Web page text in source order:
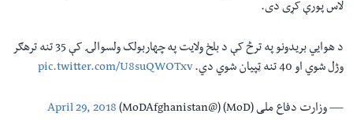
لاس پورې کړی دی.
د هوايي بریدونو په ترڅ کې د بلخ ولایت په چهاربولک ولسوالۍ کې 35 تنه ترهګر
وژل شوي او 40 تنه ټپیان شوي دي.
pic.twitter.com/U8suQWOTxv
— وزارت دفاع ملی (MoD) (@MoDAfghanistan) April 29, 2018